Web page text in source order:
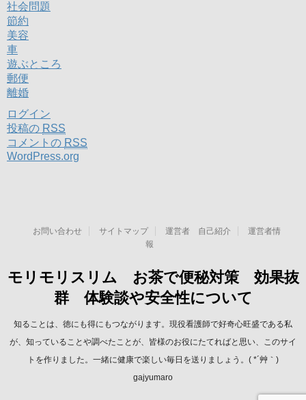
社会問題
節約
美容
車
遊ぶところ
郵便
離婚
ログイン
投稿の RSS
コメントの RSS
WordPress.org
お問い合わせ サイトマップ 運営者 自己紹介
運営者情
報
モリモリスリム お茶で便秘対策 効果抜
群 体験談や安全性について
知ることは、徳にも得にもつながります。現役看護師で好奇心旺盛である私
が、知っていることや調べたことが、皆様のお役にたてればと思い、このサイ
トを作りました。一緒に健康で楽しい毎日を送りましょう。( *´艸｀)
gajyumaro